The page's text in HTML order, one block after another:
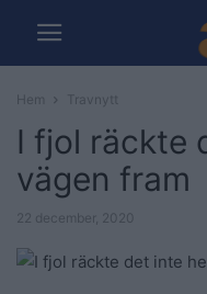
Hem Travnytt
I fjol räckte
vägen fram
22 december, 2020